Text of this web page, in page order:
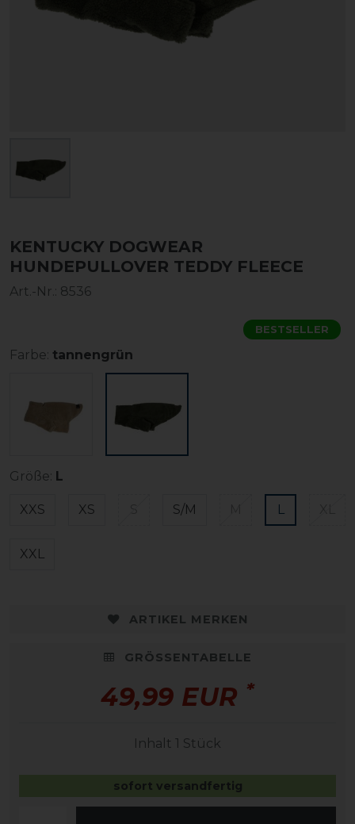
KENTUCKY DOGWEAR
HUNDEPULLOVER TEDDY FLEECE
Art.-Nr.: 8536
BESTSELLER
Farbe: tannengrün
Größe: L
XXS XS S/M L
XXL
ARTIKEL MERKEN
GRÖSSENTABELLE
49,99 EUR *
Inhalt 1 Stück
sofort versandfertig